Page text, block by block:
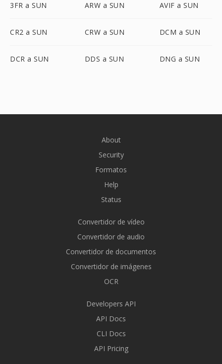
3FR a SUN ARW a SUN AVIF a SUN
CR2 a SUN CRW a SUN DCM a SUN
DCR a SUN DDS a SUN DNG a SUN
About
Security
Formatos
Help
Status
Convertidor de vídeo
Convertidor de audio
Convertidor de documentos
Convertidor de imágenes
OCR
Developers API
API Docs
CLI Docs
API Pricing